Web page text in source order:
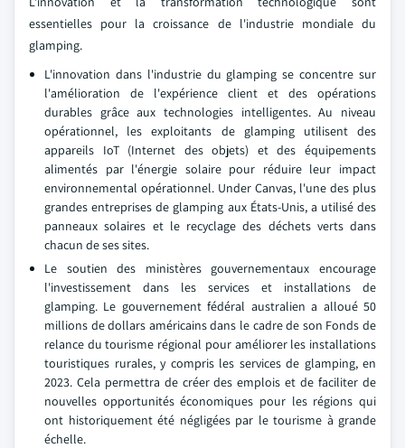
essentielles pour la croissance de l'industrie mondiale du
glamping.
L'innovation dans l'industrie du glamping se concentre sur
l'amélioration de l'expérience client et des opérations
durables grâce aux technologies intelligentes. Au niveau
opérationnel, les exploitants de glamping utilisent des
appareils IoT (Internet des objets) et des équipements
alimentés par l'énergie solaire pour réduire leur impact
environnemental opérationnel. Under Canvas, l'une des plus
grandes entreprises de glamping aux États-Unis, a utilisé des
panneaux solaires et le recyclage des déchets verts dans
chacun de ses sites.
Le soutien des ministères gouvernementaux encourage
l'investissement dans les services et installations de
glamping. Le gouvernement fédéral australien a alloué 50
millions de dollars américains dans le cadre de son Fonds de
relance du tourisme régional pour améliorer les installations
touristiques rurales, y compris les services de glamping, en
2023. Cela permettra de créer des emplois et de faciliter de
nouvelles opportunités économiques pour les régions qui
ont historiquement été négligées par le tourisme à grande
échelle.